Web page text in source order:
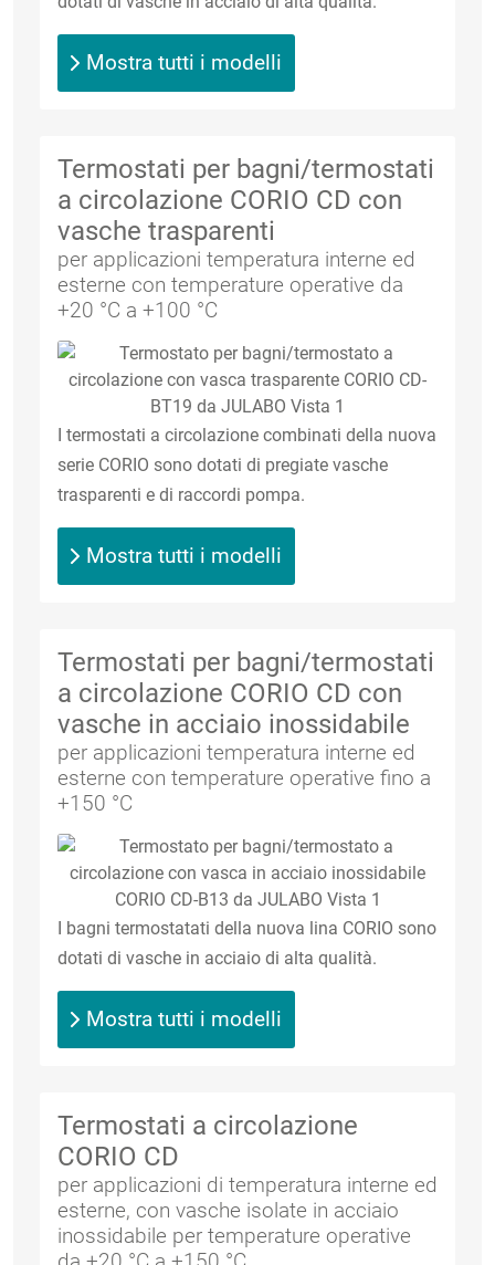
Mostra tutti i modelli
Termostati per bagni/termostati
a circolazione CORIO CD con
vasche trasparenti
per applicazioni temperatura interne ed
esterne con temperature operative da
+20 °C a +100 °C
I termostati a circolazione combinati della nuova
serie CORIO sono dotati di pregiate vasche
trasparenti e di raccordi pompa.
Mostra tutti i modelli
Termostati per bagni/termostati
a circolazione CORIO CD con
vasche in acciaio inossidabile
per applicazioni temperatura interne ed
esterne con temperature operative fino a
+150 °C
I bagni termostatati della nuova lina CORIO sono
dotati di vasche in acciaio di alta qualità.
Mostra tutti i modelli
Termostati a circolazione
CORIO CD
per applicazioni di temperatura interne ed
esterne, con vasche isolate in acciaio
inossidabile per temperature operative